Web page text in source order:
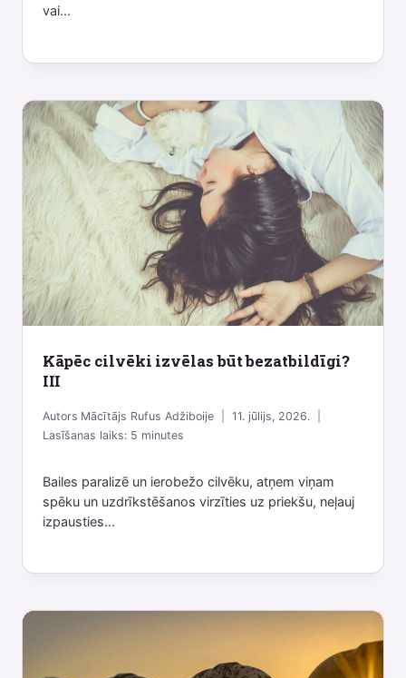
vai...
Kāpēc cilvēki izvēlas būt bezatbildīgi?
III
Autors Mācītājs Rufus Adžiboije
11. jūlijs, 2026.
Lasīšanas laiks:5 minutes
Bailes paralizē un ierobežo cilvēku, atņem viņam
spēku un uzdrīkstēšanos virzīties uz priekšu, neļauj
izpausties...